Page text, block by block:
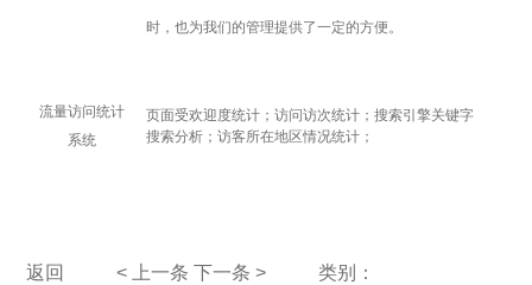
时，也为我们的管理提供了一定的方便。
流量访问统计
系统
页面受欢迎度统计；访问访次统计；搜索引擎关键字
搜索分析；访客所在地区情况统计；
返回 < 上一条 下一条 > 类别：